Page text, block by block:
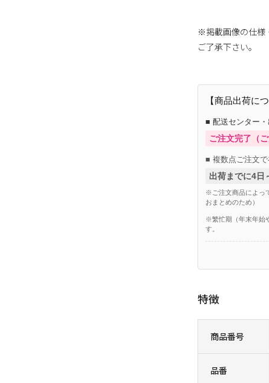
商品番号
品番
※掲載画像の仕様
ご了承下さい。
【商品出荷に
■ 配送センター
ご注文完了（
■ 複数点ご注文
出荷までに4日
※ご注文商品によっ
おまとめのため）
※繁忙期（年末年始
す。
特徴